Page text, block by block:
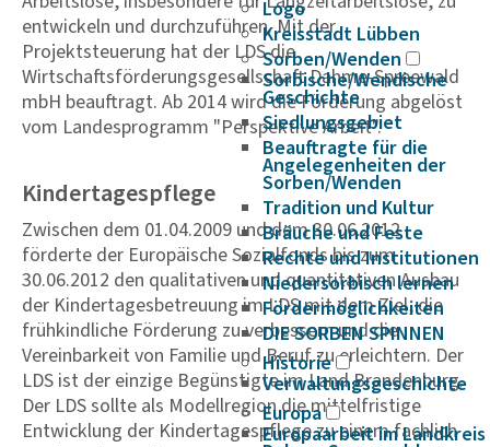
Logo
Kreisstadt Lübben
Sorben/Wenden
Sorbische/Wendische
Geschichte
Siedlungsgebiet
Beauftragte für die
Angelegenheiten der
Sorben/Wenden
Tradition und Kultur
Bräuche und Feste
Rechte und Institutionen
Niedersorbisch lernen
Fördermöglichkeiten
DIE SORBEN SPINNEN
Historie
Verwaltungsgeschichte
Europa
Europaarbeit im Landkreis
entwickeln und durchzuführen. Mit der
Projektsteuerung hat der LDS die
Wirtschaftsförderungsgesellschaft Dahme-Spreewald
mbH beauftragt. Ab 2014 wird die Förderung abgelöst
vom Landesprogramm "Perspektive Arbeit".
Kindertagespflege
Zwischen dem 01.04.2009 und dem 30.06.2012
förderte der Europäische Sozialfonds bis zum
30.06.2012 den qualitativen und quantitativen Ausbau
der Kindertagesbetreuung im LDS mit dem Ziel, die
frühkindliche Förderung zu verbessern und die
Vereinbarkeit von Familie und Beruf zu erleichtern. Der
LDS ist der einzige Begünstigte im Land Brandenburg.
Der LDS sollte als Modellregion die mittelfristige
Entwicklung der Kindertagespflege zu einem fachlich